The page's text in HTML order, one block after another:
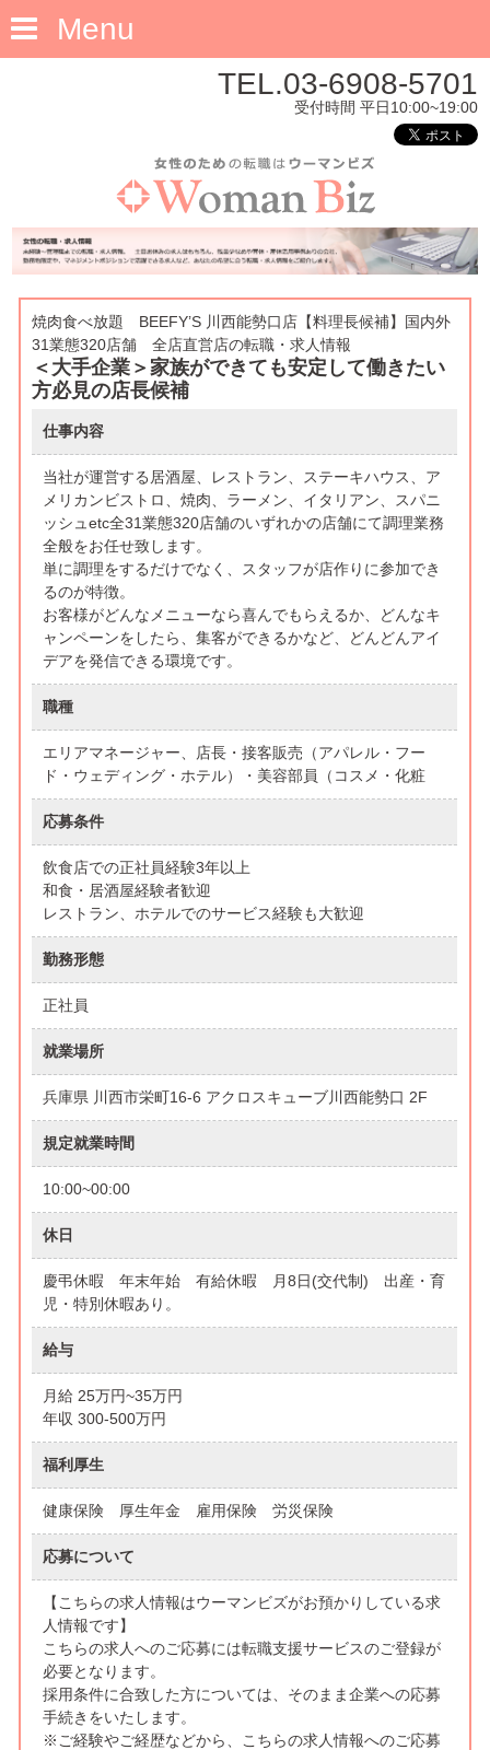
Menu
TEL.03-6908-5701
受付時間 平日10:00~19:00
焼肉食べ放題 BEEFY’S 川西能勢口店【料理長候補】国内外
31業態320店舗 全店直営店の転職・求人情報
＜大手企業＞家族ができても安定して働きたい
方必見の店長候補
仕事内容
当社が運営する居酒屋、レストラン、ステーキハウス、ア
メリカンビストロ、焼肉、ラーメン、イタリアン、スパニ
ッシュetc全31業態320店舗のいずれかの店舗にて調理業務
全般をお任せ致します。
単に調理をするだけでなく、スタッフが店作りに参加でき
るのが特徴。
お客様がどんなメニューなら喜んでもらえるか、どんなキ
ャンペーンをしたら、集客ができるかなど、どんどんアイ
デアを発信できる環境です。
職種
エリアマネージャー、店長・接客販売（アパレル・フー
ド・ウェディング・ホテル）・美容部員（コスメ・化粧
応募条件
飲食店での正社員経験3年以上
和食・居酒屋経験者歓迎
レストラン、ホテルでのサービス経験も大歓迎
勤務形態
正社員
就業場所
兵庫県 川西市栄町16-6 アクロスキューブ川西能勢口 2F
規定就業時間
10:00~00:00
休日
慶弔休暇 年末年始 有給休暇 月8日(交代制) 出産・育
児・特別休暇あり。
給与
月給 25万円~35万円
年収 300-500万円
福利厚生
健康保険 厚生年金 雇用保険 労災保険
応募について
【こちらの求人情報はウーマンビズがお預かりしている求
人情報です】
こちらの求人へのご応募には転職支援サービスのご登録が
必要となります。
採用条件に合致した方については、そのまま企業への応募
手続きをいたします。
※ご経験やご経歴などから、こちらの求人情報へのご応募